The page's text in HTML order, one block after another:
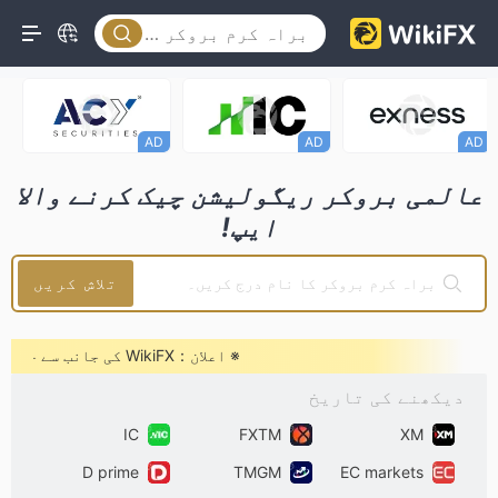
عالمی بروکر ریگولیشن چیک کرنے والا
ایپ!
تلاش کریں
※ اعلان：WikiFX کی جانب سے حالیہ بدنیتی پر مبنی بدنامی کے بارے میں سرکاری بیان
دیکھنے کی تاریخ
XM
FXTM
IC
EC markets
TMGM
D prime